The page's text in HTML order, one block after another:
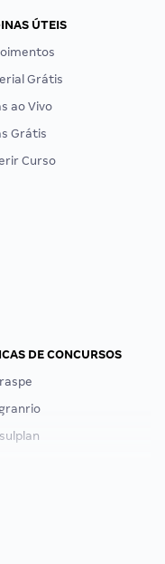
ÚTEIS
Grátis
ao Vivo
Grátis
Curso
DE CONCURSOS